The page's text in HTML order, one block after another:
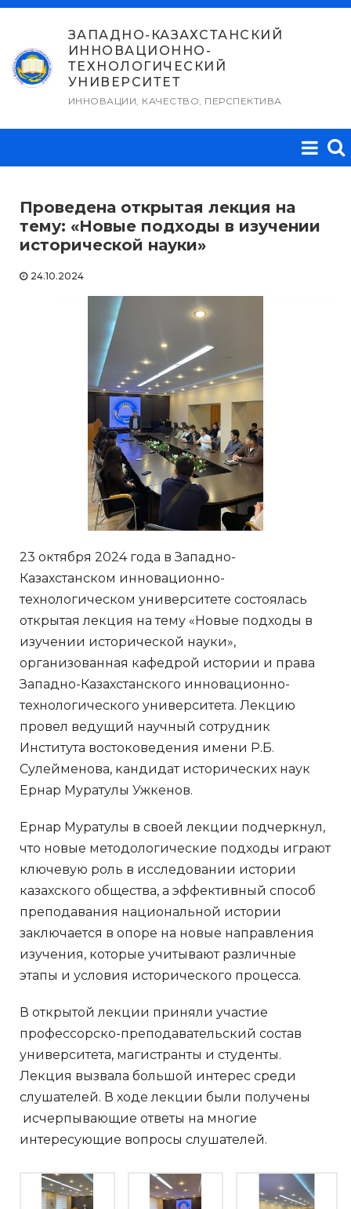
Перейти
содержимому
ЗАПАДНО-КАЗАХСТАНСКИЙ
ИННОВАЦИОННО-
ТЕХНОЛОГИЧЕСКИЙ
УНИВЕРСИТЕТ
ИННОВАЦИИ, КАЧЕСТВО, ПЕРСПЕКТИВА
Проведена открытая лекция на
тему: «Новые подходы в изучении
исторической науки»
24.10.2024
23 октября 2024 года в Западно-
Казахстанском инновационно-
технологическом университете состоялась
открытая лекция на тему «Новые подходы в
изучении исторической науки»,
организованная кафедрой истории и права
Западно-Казахстанского инновационно-
технологического университета. Лекцию
провел ведущий научный сотрудник
Института востоковедения имени Р.Б.
Сулейменова, кандидат исторических наук
Ернар Муратулы Ужкенов.
Ернар Муратулы в своей лекции подчеркнул,
что новые методологические подходы играют
ключевую роль в исследовании истории
казахского общества, а эффективный способ
преподавания национальной истории
заключается в опоре на новые направления
изучения, которые учитывают различные
этапы и условия исторического процесса.
В открытой лекции приняли участие
профессорско-преподавательский состав
университета, магистранты и студенты.
Лекция вызвала большой интерес среди
слушателей. В ходе лекции были получены
исчерпывающие ответы на многие
интересующие вопросы слушателей.